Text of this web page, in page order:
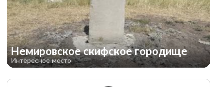
Немировское скифское городище
Интересное место